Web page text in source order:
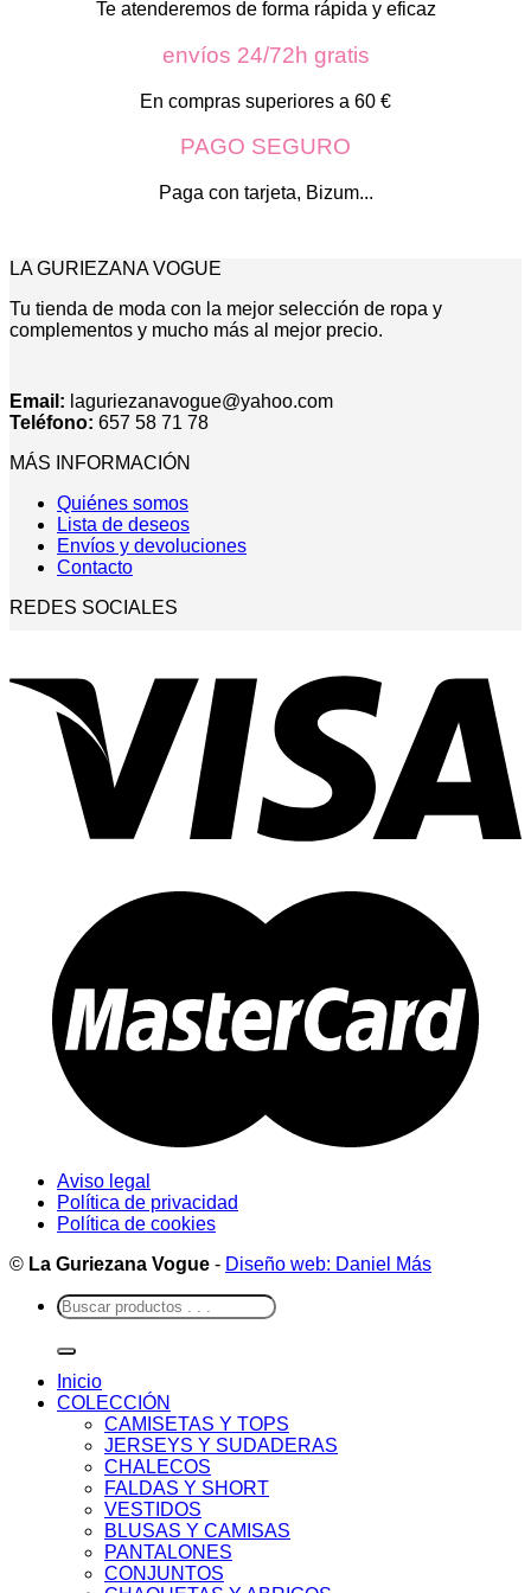
Te atenderemos de forma rápida y eficaz
envíos 24/72h gratis
En compras superiores a 60 €
PAGO SEGURO
Paga con tarjeta, Bizum...
LA GURIEZANA VOGUE
Tu tienda de moda con la mejor selección de ropa y
complementos y mucho más al mejor precio.
Email: laguriezanavogue@yahoo.com
Teléfono: 657 58 71 78
MÁS INFORMACIÓN
Quiénes somos
Lista de deseos
Envíos y devoluciones
Contacto
REDES SOCIALES
Aviso legal
Política de privacidad
Política de cookies
© La Guriezana Vogue - Diseño web: Daniel Más
Buscar
por:
Inicio
COLECCIÓN
CAMISETAS Y TOPS
JERSEYS Y SUDADERAS
CHALECOS
FALDAS Y SHORT
VESTIDOS
BLUSAS Y CAMISAS
PANTALONES
CONJUNTOS